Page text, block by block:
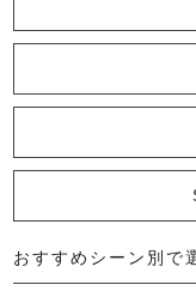
└ その他小物
└ タオル・ハンカチ
└ ポーチ
└ インテリア
おすすめシーン別で